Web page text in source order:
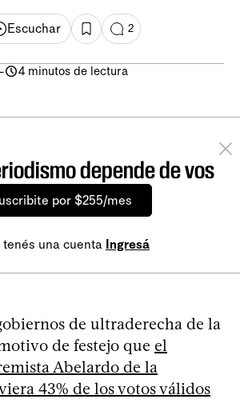
Escuchar 2
- 4 minutos de lectura
depende de vos
por $255/mes
tenés una cuenta Ingresá
de ultraderecha de la
de festejo que el
Abelardo de la
43% de los votos válidos